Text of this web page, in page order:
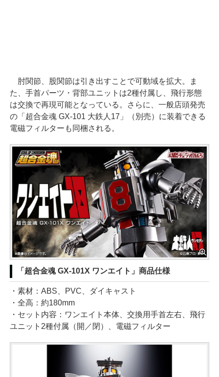
肘関節、股関節は引き出すことで可動域を拡大。ま
た、手首パーツ・背部ユニットは2種付属し、飛行形態
は交換で再現可能となっている。さらに、一般店頭発売
の「超合金魂 GX-101 大鉄人17」（別売）に装着できる
電磁フィルターも同梱される。
「超合金魂 GX-101X ワンエイト」商品仕様
・素材：ABS、PVC、ダイキャスト
・全高：約180mm
・セット内容：ワンエイト本体、交換用手首左右、飛行
ユニット2種付属（開／閉）、電磁フィルター